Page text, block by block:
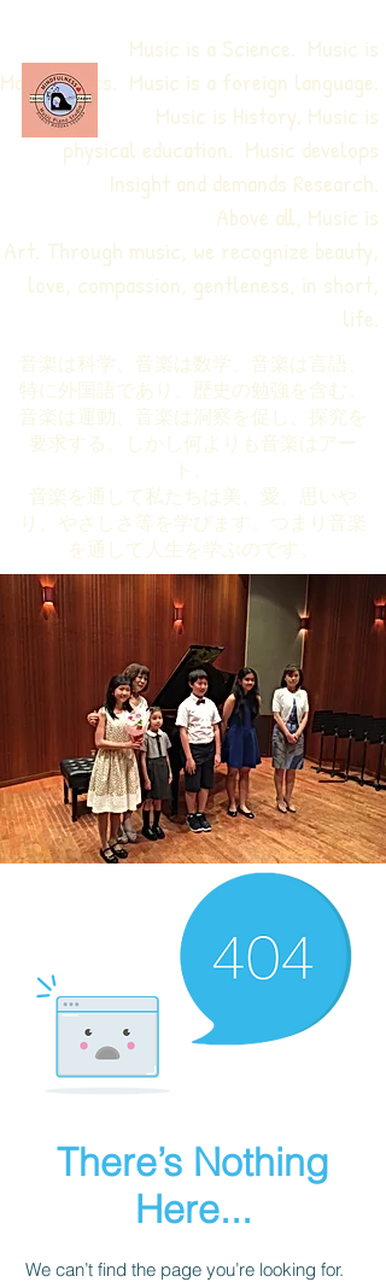
音楽は科学、音楽は数学、音楽は言語、
特に外国語であり、歴史の勉強を含む。
音楽は運動、音楽は洞察を促し、探究を
要求する。しかし何よりも音楽はアー
ト。
音楽を通して私たちは美、愛、思いや
り、やさしさ等を学びます。つまり音楽
を通して人生を学ぶのです。
Music is a Science. Music is
Mathematics. Music is a foreign language.
Music is History. Music is
physical education. Music develops
Insight and demands Research.
Above all, Music is
Art. Through music, we recognize beauty,
love, compassion, gentleness, in short,
life.
There’s Nothing
Here...
We can’t find the page you’re looking for.